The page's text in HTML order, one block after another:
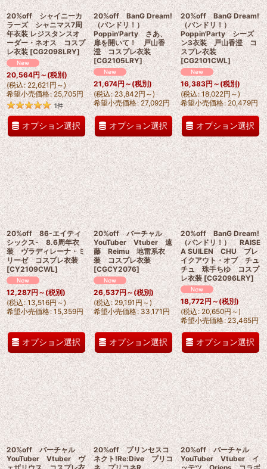
20%off シャイニーカ
ラーズ シャニマス7周
年衣装 レジスタンスオ
ーダー・ネオス コスプ
レ衣装 [CG2098LRY]
20,564円～(税別)
(税込: 22,621円～)
希望小売価格: 25,705円
1件
オプション選択
20%off BanG Dream!
（バンドリ！）
Poppin'Party さあ、
扉を開いて！ 戸山香
澄 コスプレ衣装
[CG2105LRY]
21,674円～(税別)
(税込: 23,842円～)
希望小売価格: 27,092円
オプション選択
20%off BanG Dream!
（バンドリ！）
Poppin'Party シーズ
ン3衣装 戸山香澄 コ
スプレ衣装
[CG2101CWL]
16,383円～(税別)
(税込: 18,022円～)
希望小売価格: 20,479円
オプション選択
20%off 86-エイティ
シックス- 8.6周年衣
装 ヴラディレーナ・ミ
リーゼ コスプレ衣装
[CY2109CWL]
12,287円～(税別)
(税込: 13,516円～)
希望小売価格: 15,359円
オプション選択
20%off バーチャル
YouTuber Vtuber 遠
藤 Reimu 地雷系衣
装 コスプレ衣装
[CGCY2076]
26,537円～(税別)
(税込: 29,191 円～)
希望小売価格: 33,171円
オプション選択
20%off BanG Dream!
（バンドリ！） RAISE
A SUILEN CHU ブレ
イクアウト・オブ チュ
チュ 珠手ちゆ コスプ
レ衣装 [CG2096LRY]
18,772円～(税別)
(税込: 20,650円～)
希望小売価格: 23,465円
オプション選択
20%off バーチャル
YouTuber Vtuber ヴ
20%off プリンセスコ
ネクト!Re:Dive プリコ
20%off バーチャル
YouTuber Vtuber イ